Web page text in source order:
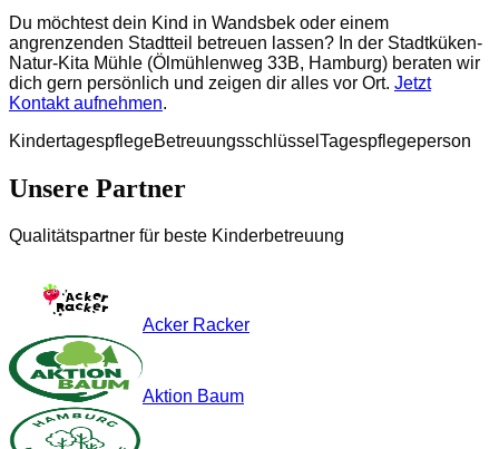
Du möchtest dein Kind in Wandsbek oder einem
angrenzenden Stadtteil betreuen lassen? In der Stadtküken-
Natur-Kita Mühle (Ölmühlenweg 33B, Hamburg) beraten wir
dich gern persönlich und zeigen dir alles vor Ort. Jetzt
Kontakt aufnehmen.
KindertagespflegeBetreuungsschlüssel Tagespflegeperson
Unsere Partner
Qualitätspartner für beste Kinderbetreuung
Acker Racker
Aktion Baum